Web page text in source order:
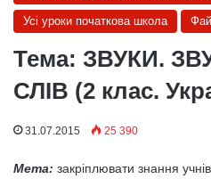
Усі уроки початкова школа
Тема: ЗВУКИ.
СЛІВ (2 клас.
31.07.2015 25 390
Мета: закріплювати знання